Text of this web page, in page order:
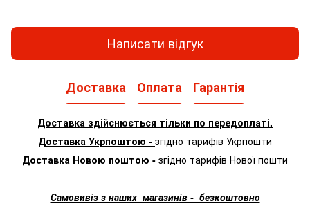
Написати відгук
Доставка Оплата Гарантія
Доставка здійснюється тільки по передоплаті.
Доставка Укрпоштою - згідно тарифів Укрпошти
Доставка Новою поштою - згідно тарифів Нової пошти
Самовивіз з наших магазинів - безкоштовно